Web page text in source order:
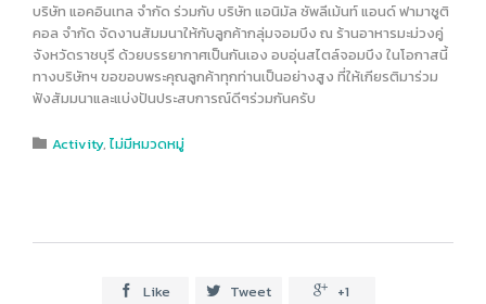
บริษัท แอคอินเทล จำกัด ร่วมกับ บริษัท แอนิมัล ซัพลีเม้นท์ แอนด์ ฟามาซูติ
คอล จำกัด จัดงานสัมมนาให้กับลูกค้ากลุ่มจอมบึง ณ ร้านอาหารมะม่วงคู่
จังหวัดราชบุรี ด้วยบรรยากาศเป็นกันเอง อบอุ่นสไตล์จอมบึง ในโอกาสนี้
ทางบริษัทฯ ขอขอบพระคุณลูกค้าทุกท่านเป็นอย่างสูง ที่ให้เกียรติมาร่วม
ฟังสัมมนาและแบ่งปันประสบการณ์ดีๆร่วมกันครับ
 Category
Activity, ไม่มีหมวดหมู่
 Like  Tweet  +1